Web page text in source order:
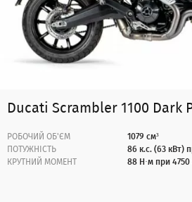
Ducati Scrambler 1100 Dark
РОБОЧИЙ ОБ'ЄМ
1079 см³
ПОТУЖНІСТЬ
86 к.с. (63 кВт)
КРУТНИЙ МОМЕНТ
88 Н·м при